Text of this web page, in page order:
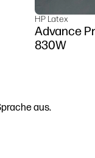
HP Latex
Advance
830W
aus.